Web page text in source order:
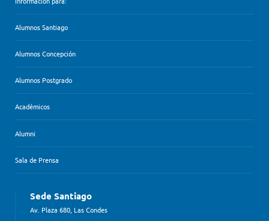
Alumnos Santiago
Alumnos Concepción
Alumnos Postgrado
Académicos
Alumni
Sala de Prensa
Sede Santiago
Av. Plaza 680, Las Condes